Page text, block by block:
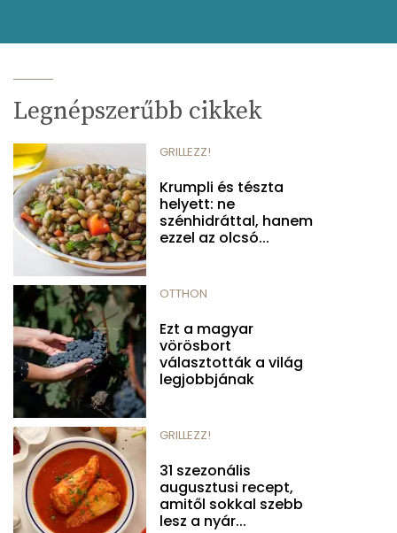
Legnépszerűbb cikkek
GRILLEZZ!
Krumpli és tészta
helyett: ne
szénhidráttal, hanem
ezzel az olcsó...
OTTHON
Ezt a magyar
vörösbort
választották a világ
legjobbjának
GRILLEZZ!
31 szezonális
augusztusi recept,
amitől sokkal szebb
lesz a nyár...